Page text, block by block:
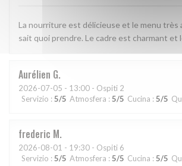
La nourriture est délicieuse et le menu très
sait quoi prendre. Le cadre est charmant et
Aurélien G
2026-07-05 - 13:00 - Ospiti 2
Servizio : 5/5 Atmosfera : 5/5 Cucina : 5/5
frederic M
2026-08-01 - 19:30 - Ospiti 6
Servizio : 5/5 Atmosfera : 5/5 Cucina : 5/5